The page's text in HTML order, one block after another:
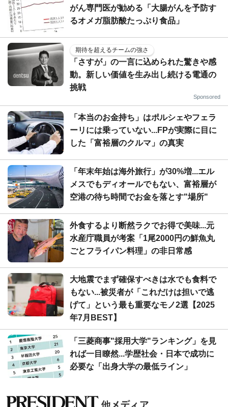
がん専門医が勧める「大腸がんを予防す
るオメガ脂肪酸たっぷり食品」
期待を超えるチームの強さ
「さすが」の一言に込められた驚きや感
動。新しい価値を生み出し続ける電通の
挑戦
Sponsored
「本当のお金持ち」はポルシェやフェラ
ーリには乗っていない...FPが実際に目に
した「富裕層のクルマ」の真実
「年末年始は海外旅行」が30%増...エル
メスでもディオールでもない、富裕層が
空港の待ち時間でお金を落とす"場所"
外食するより断然ラクでお得で美味...元
水産庁職員が考案「1尾2000円の鮮魚丸
ごとフライパン料理」の非日常感
大地震でまず確保すべきは水でも食料で
もない...被災者が「これだけは担いで逃
げて」という最も重要なモノ2選【2025
年7月BEST】
「三菱商事"採用大学"ランキング」を見
れば一目瞭然...学歴社会・日本で成功に
必要な「出身大学の最低ライン」